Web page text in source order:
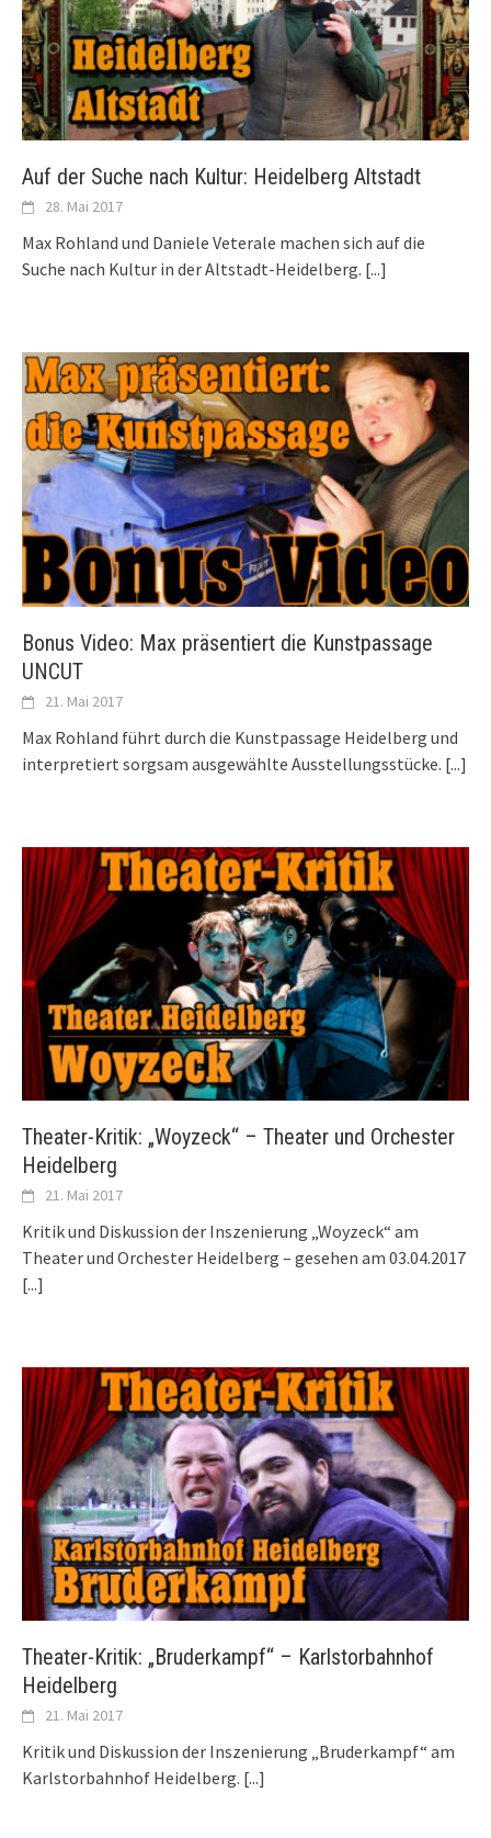
Auf der Suche nach Kultur: Heidelberg Altstadt
28. Mai 2017
Max Rohland und Daniele Veterale machen sich auf die
Suche nach Kultur in der Altstadt-Heidelberg. [...]
Bonus Video: Max präsentiert die Kunstpassage
UNCUT
21. Mai 2017
Max Rohland führt durch die Kunstpassage Heidelberg und
interpretiert sorgsam ausgewählte Ausstellungsstücke. [...]
Theater-Kritik: „Woyzeck“ – Theater und Orchester
Heidelberg
21. Mai 2017
Kritik und Diskussion der Inszenierung „Woyzeck“ am
Theater und Orchester Heidelberg – gesehen am 03.04.2017
[...]
Theater-Kritik: „Bruderkampf“ – Karlstorbahnhof
Heidelberg
21. Mai 2017
Kritik und Diskussion der Inszenierung „Bruderkampf“ am
Karlstorbahnhof Heidelberg. [...]